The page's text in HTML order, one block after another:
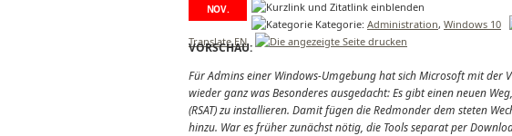
NOV.
Kategorie: Administration, Windows 10
Translate EN
VORSCHAU:
Für Admins einer Windows-Umgebung hat sich Microsoft mit der
wieder ganz was Besonderes ausgedacht: Es gibt einen neuen
(RSAT) zu installieren. Damit fügen die Redmonder dem steten
hinzu. War es früher zunächst nötig, die Tools separat per